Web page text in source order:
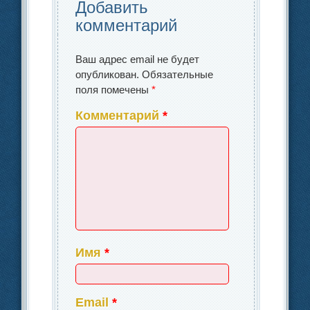
Добавить
комментарий
Ваш адрес email не будет
опубликован. Обязательные
поля помечены*
Комментарий*
Имя*
Email*